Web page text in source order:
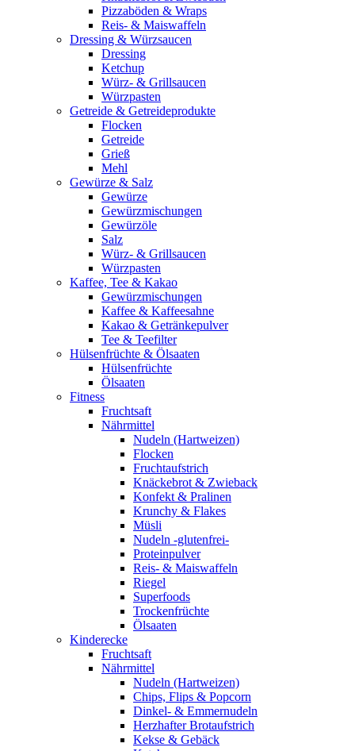
Pizzaböden & Wraps
Reis- & Maiswaffeln
Dressing & Würzsaucen
Dressing
Ketchup
Würz- & Grillsaucen
Würzpasten
Getreide & Getreideprodukte
Flocken
Getreide
Grieß
Mehl
Gewürze & Salz
Gewürze
Gewürzmischungen
Gewürzöle
Salz
Würz- & Grillsaucen
Würzpasten
Kaffee, Tee & Kakao
Gewürzmischungen
Kaffee & Kaffeesahne
Kakao & Getränkepulver
Tee & Teefilter
Hülsenfrüchte & Ölsaaten
Hülsenfrüchte
Ölsaaten
Fitness
Fruchtsaft
Nährmittel
Nudeln (Hartweizen)
Flocken
Fruchtaufstrich
Knäckebrot & Zwieback
Konfekt & Pralinen
Krunchy & Flakes
Müsli
Nudeln -glutenfrei-
Proteinpulver
Reis- & Maiswaffeln
Riegel
Superfoods
Trockenfrüchte
Ölsaaten
Kinderecke
Fruchtsaft
Nährmittel
Nudeln (Hartweizen)
Chips, Flips & Popcorn
Dinkel- & Emmernudeln
Herzhafter Brotaufstrich
Kekse & Gebäck